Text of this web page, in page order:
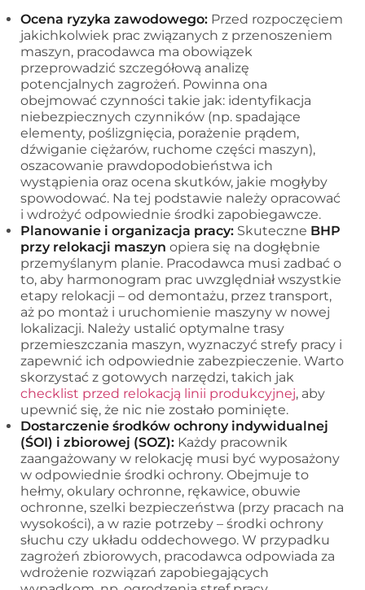
Ocena ryzyka zawodowego: Przed rozpoczęciem
jakichkolwiek prac związanych z przenoszeniem
maszyn, pracodawca ma obowiązek
przeprowadzić szczegółową analizę
potencjalnych zagrożeń. Powinna ona
obejmować czynności takie jak: identyfikacja
niebezpiecznych czynników (np. spadające
elementy, poślizgnięcia, porażenie prądem,
dźwiganie ciężarów, ruchome części maszyn),
oszacowanie prawdopodobieństwa ich
wystąpienia oraz ocena skutków, jakie mogłyby
spowodować. Na tej podstawie należy opracować
i wdrożyć odpowiednie środki zapobiegawcze.
Planowanie i organizacja pracy: Skuteczne BHP
przy relokacji maszyn opiera się na dogłębnie
przemyślanym planie. Pracodawca musi zadbać o
to, aby harmonogram prac uwzględniał wszystkie
etapy relokacji – od demontażu, przez transport,
aż po montaż i uruchomienie maszyny w nowej
lokalizacji. Należy ustalić optymalne trasy
przemieszczania maszyn, wyznaczyć strefy pracy i
zapewnić ich odpowiednie zabezpieczenie. Warto
skorzystać z gotowych narzędzi, takich jak
checklist przed relokacją linii produkcyjnej, aby
upewnić się, że nic nie zostało pominięte.
Dostarczenie środków ochrony indywidualnej
(ŚOI) i zbiorowej (SOZ): Każdy pracownik
zaangażowany w relokację musi być wyposażony
w odpowiednie środki ochrony. Obejmuje to
hełmy, okulary ochronne, rękawice, obuwie
ochronne, szelki bezpieczeństwa (przy pracach na
wysokości), a w razie potrzeby – środki ochrony
słuchu czy układu oddechowego. W przypadku
zagrożeń zbiorowych, pracodawca odpowiada za
wdrożenie rozwiązań zapobiegających